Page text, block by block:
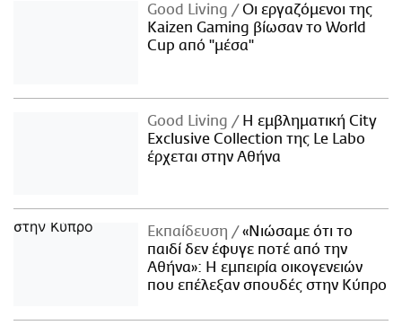
Good Living
Οι εργαζόμενοι της
Kaizen Gaming βίωσαν το World
Cup από "μέσα"
Good Living
Η εμβληματική City
Exclusive Collection της Le Labo
έρχεται στην Αθήνα
Εκπαίδευση
«Νιώσαμε ότι το
παιδί δεν έφυγε ποτέ από την
Αθήνα»: Η εμπειρία οικογενειών
που επέλεξαν σπουδές στην Κύπρο